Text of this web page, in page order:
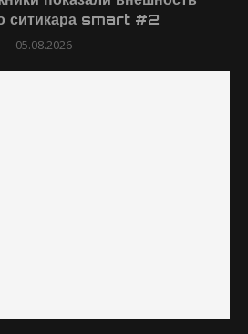
ситикара smart #2
05.08.2026